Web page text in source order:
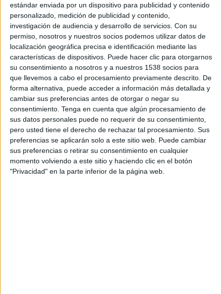
estándar enviada por un dispositivo para publicidad y contenido
personalizado, medición de publicidad y contenido,
investigación de audiencia y desarrollo de servicios. Con su
permiso, nosotros y nuestros socios podemos utilizar datos de
localización geográfica precisa e identificación mediante las
características de dispositivos. Puede hacer clic para otorgarnos
su consentimiento a nosotros y a nuestros 1538 socios para
que llevemos a cabo el procesamiento previamente descrito. De
forma alternativa, puede acceder a información más detallada y
cambiar sus preferencias antes de otorgar o negar su
consentimiento. Tenga en cuenta que algún procesamiento de
sus datos personales puede no requerir de su consentimiento,
pero usted tiene el derecho de rechazar tal procesamiento. Sus
preferencias se aplicarán solo a este sitio web. Puede cambiar
sus preferencias o retirar su consentimiento en cualquier
momento volviendo a este sitio y haciendo clic en el botón
"Privacidad" en la parte inferior de la página web.
diversas acciones para radio, gráficas en prensa generalista y especializada, la
creación de contenidos específicos en diversos programas de televisión, acciones
dirigidas a la distribución y a la organización de eventos internos, así como el
desarrollo de acciones especiales y la compra de medios.
El equipo de profesionales de Tango que se ha puesto al frente de la
comunicación de la compañía de placas de yeso está compuesto por la directora
de cuentas, Estrella Ibáñez de Aldecoa, Noelma Martingil y Eva Sánchez, como
ejecutivas de cuentas, el director creativo Adrián del Vall y el planner Carlos
Follana, que estará en contacto directo con Carla Llorens, Rosana Gallego y
Alejandra Dohrer de Knauf.
IMPRIMIR